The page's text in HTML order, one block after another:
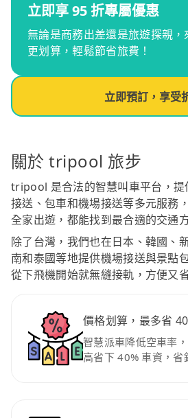
立即享 95 折專屬優惠
無論是商務出差還是旅遊探親
更划算，輕鬆節省旅費！
立即預訂，享受
關於 tripool 旅步
tripool 是合法的智慧叫車平台，提
接送、包車和機場接送等多元服務
全家出遊，都能找到最合適的交通
除了台灣，我們也在日本、韓國、
南和泰國等地提供機場接送與景點
從下飛機開始就無縫接軌，方便又
價格划算，最多省
智慧派車降低空車率
高省下 40% 車資，省